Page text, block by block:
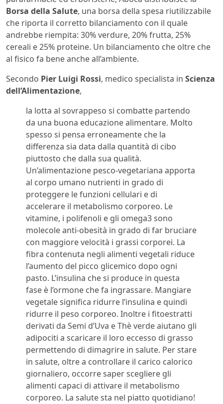
Borsa della Salute, una borsa della spesa riutilizzabile
che riporta il corretto bilanciamento con il quale
andrebbe riempita: 30% verdure, 20% frutta, 25%
cereali e 25% proteine. Un bilanciamento che oltre che
al fisico fa bene anche all’ambiente.
Secondo Pier Luigi Rossi, medico specialista in Scienza
dell’Alimentazione,
la lotta al sovrappeso si combatte partendo
da una buona educazione alimentare. Molto
spesso si pensa erroneamente che la
differenza sia data dalla quantità di cibo
piuttosto che dalla sua qualità.
Un’alimentazione pesco-vegetariana apporta
al corpo umano nutrienti in grado di
proteggere le funzioni cellulari e di
accelerare il metabolismo corporeo. Le
vitamine, i polifenoli e gli omega3 sono
molecole anti-obesità in grado di far bruciare
con maggiore velocità i grassi corporei. La
fibra contenuta negli alimenti vegetali riduce
l’aumento del picco glicemico dopo ogni
pasto. L’insulina che si produce in questa
fase è l’ormone che fa ingrassare. Mangiare
vegetale significa ridurre l’insulina e quindi
ridurre il peso corporeo. Inoltre i fitoestratti
derivati da Semi d’Uva e Thè verde aiutano gli
adipociti a scaricare il loro eccesso di grasso
permettendo di dimagrire in salute. Per stare
in salute, oltre a controllare il carico calorico
giornaliero, occorre saper scegliere gli
alimenti capaci di attivare il metabolismo
corporeo. La salute sta nel piatto quotidiano!